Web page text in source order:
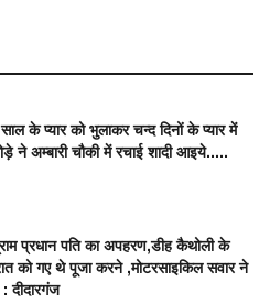
के प्यार को भुलाकर चन्द दिनों के प्यार में
ने अम्बारी चौकी में रचाई शादी आइये.....
प्रधान पति का अपहरण,डीह कैथोली के
को गए थे पूजा करने ,मोटरसाइकिल सवार ने
दीदारगंज